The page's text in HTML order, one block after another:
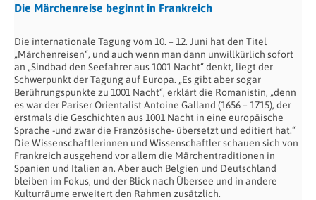
Die Märchenreise beginnt in Frankreich
Die internationale Tagung vom 10. – 12. Juni hat den Titel
„Märchenreisen“, und auch wenn man dann unwillkürlich sofort
an „Sindbad den Seefahrer aus 1001 Nacht“ denkt, liegt der
Schwerpunkt der Tagung auf Europa. „Es gibt aber sogar
Berührungspunkte zu 1001 Nacht“, erklärt die Romanistin, „denn
es war der Pariser Orientalist Antoine Galland (1656 – 1715), der
erstmals die Geschichten aus 1001 Nacht in eine europäische
Sprache -und zwar die Französische- übersetzt und editiert hat.“
Die Wissenschaftlerinnen und Wissenschaftler schauen sich von
Frankreich ausgehend vor allem die Märchentraditionen in
Spanien und Italien an. Aber auch Belgien und Deutschland
bleiben im Fokus, und der Blick nach Übersee und in andere
Kulturräume erweitert den Rahmen zusätzlich.